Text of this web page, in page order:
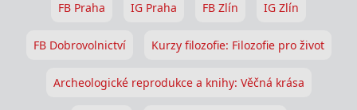
FB Praha IG Praha FB Zlín IG Zlín
FB Dobrovolnictví Kurzy filozofie: Filozofie pro život
Archeologické reprodukce a knihy: Věčná krása